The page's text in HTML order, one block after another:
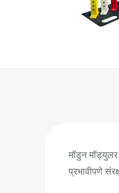
मॉडुन
प्रभावीपणे